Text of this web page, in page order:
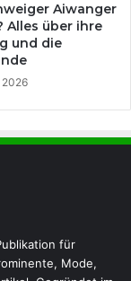
Aiwanger
Alles über ihre
und die
2026
für
Mode,